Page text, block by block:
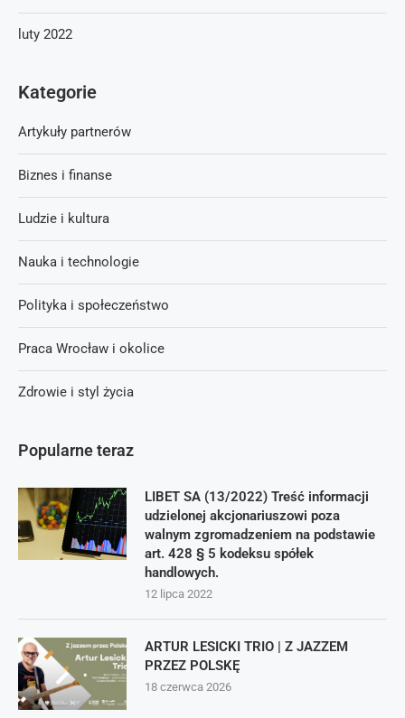
Popularne teraz
LIBET SA (13/2022) Treść informacji
udzielonej akcjonariuszowi poza
walnym zgromadzeniem na podstawie
art. 428 § 5 kodeksu spółek
handlowych.
12 lipca 2022
ARTUR LESICKI TRIO | Z JAZZEM
PRZEZ POLSKĘ
18 czerwca 2026
luty 2022
Kategorie
Artykuły partnerów
Biznes i finanse
Ludzie i kultura
Nauka i technologie
Polityka i społeczeństwo
Praca Wrocław i okolice
Zdrowie i styl życia